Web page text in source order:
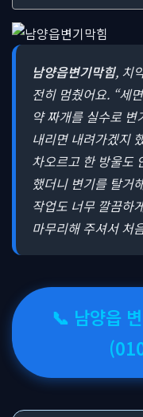
남양읍변기막힘, 치
전히 멈췄어요. “세
약 짜개를 실수로
내리면 내려가겠지
차오르고 한 방울도
했더니 변기를 탈거
작업도 너무 깔끔하
마무리해 주셔서 처
📞 남양읍